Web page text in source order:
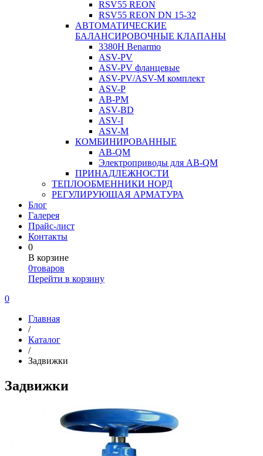
RSV55 REON
RSV55 REON DN 15-32
АВТОМАТИЧЕСКИЕ
БАЛАНСИРОВОЧНЫЕ КЛАПАНЫ
3380H Benarmo
ASV-PV
ASV-PV фланцевые
ASV-PV/ASV-M комплект
ASV-P
AB-PM
ASV-BD
ASV-I
ASV-M
КОМБИНИРОВАННЫЕ
AB-QM
Электроприводы для AB-QM
ПРИНАДЛЕЖНОСТИ
ТЕПЛООБМЕННИКИ НОРД
РЕГУЛИРУЮЩАЯ АРМАТУРА
Блог
Галерея
Прайс-лист
Контакты
0
В корзине
0товаров
Перейти в корзину
0
Главная
/
Каталог
/
Задвижки
Задвижки